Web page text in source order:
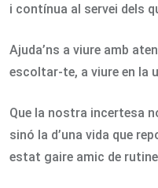
i contínua al servei dels
Ajuda’ns a viure amb
escoltar-te, a viure en la
Que la nostra incertesa
sinó la d’una vida que
estat gaire amic de